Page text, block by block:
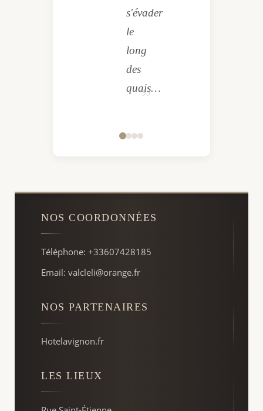
s'évader
le
long
des
quais…
NOS COORDONNÉES
Téléphone: +33607428185
Email: valcleli@orange.fr
NOS PARTENAIRES
Hotelavignon.fr
LES LIEUX